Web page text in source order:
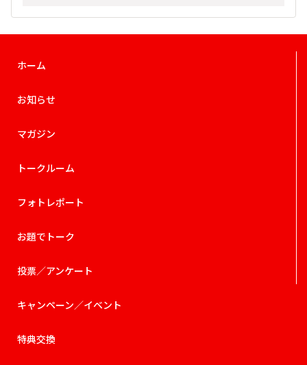
ホーム
お知らせ
マガジン
トークルーム
フォトレポート
お題でトーク
投票／アンケート
キャンペーン／イベント
特典交換